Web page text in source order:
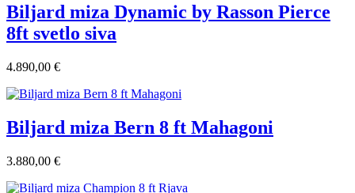
Biljard miza Dynamic by Rasson Pierce
8ft svetlo siva
4.890,00 €
Biljard miza Bern 8 ft Mahagoni
3.880,00 €